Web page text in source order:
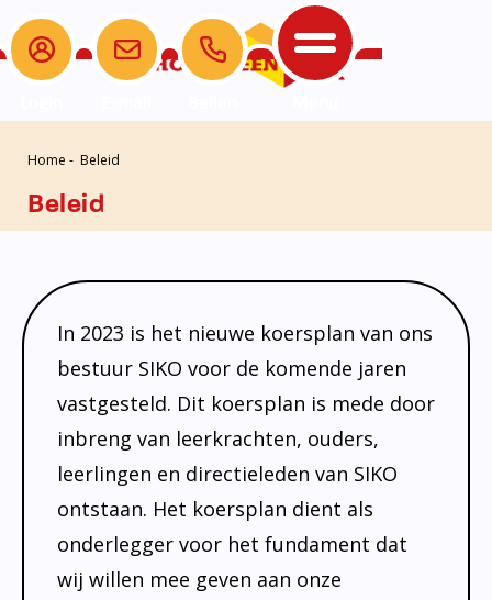
Leerlingenzorg
Leerlingenzorg
Beleid
Interne Begeleiding
Passend Onderwijs
Jeugdprofessional op school
Logopedie
Centrum voor Jeugd en Gezin
Opvang Komkids
Opvang Komkids
Opvang 0-13 jaar
De school
De school
Beleid
Informatie
Informatie
Introductie
Schoolgids
Vakanties en lesvrije dagen
Schooltijden
Veiligheidsplan
SchoolPraat app
Verbouwing
Onderwijsinspectie
Privacy
Ouders
Ouders
Nieuwe Ouders
Medezeggenschapsraad
Ouderraad
Klachtenregeling, protocol schorsing
en verwijdering
Luizenprotocol
Het Team
Extra
Extra
Disclaimer
Partners
Privacy bij SIKO
Contact
Home - Beleid
Beleid
In 2023 is het nieuwe koersplan van ons
bestuur SIKO voor de komende jaren
vastgesteld. Dit koersplan is mede door
inbreng van leerkrachten, ouders,
leerlingen en directieleden van SIKO
ontstaan. Het koersplan dient als
onderlegger voor het fundament dat
wij willen mee geven aan onze